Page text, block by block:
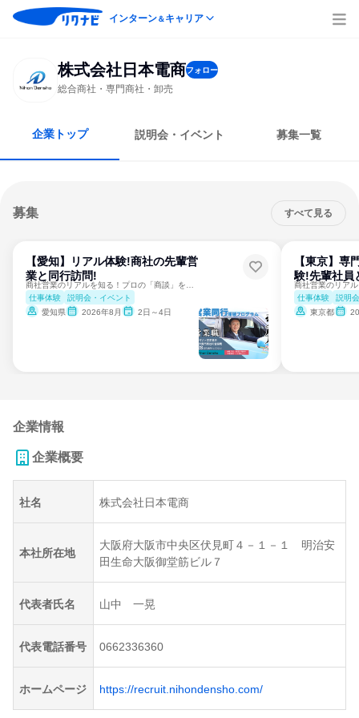
インターン＆キャリア
株式会社日本電商フォロー
総合商社・専門商社・卸売
企業トップ 説明会・イベント 募集一覧
募集 すべて見る
【愛知】リアル体験!商社の先輩営
業と同行訪問!
仕事体験
説明会・イベント
愛知県
2026年8月 2日～4日
【東京】専
験!先輩社員
仕事体験
説明
東京都
企業情報
企業概要
社名 株式会社日本電商
本社所在地
大阪府大阪市中央区伏見町４－１－１ 明治安
田生命大阪御堂筋ビル７
代表者氏名 山中 一晃
代表電話番号 0662336360
ホームページ https://recruit.nihondensho.com/